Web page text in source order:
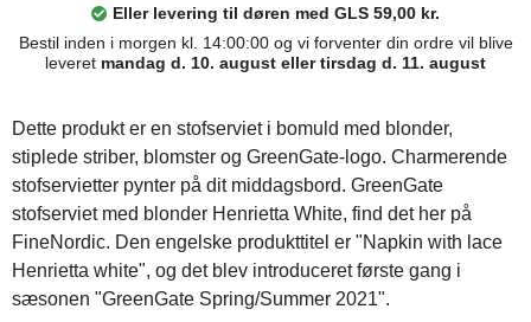
Eller levering til døren med GLS 59,00 kr.
Bestil inden i morgen kl. 14:00:00 og vi forventer din ordre vil blive
leveret mandag d. 10. august eller tirsdag d. 11. august
Dette produkt er en stofserviet i bomuld med blonder,
stiplede striber, blomster og GreenGate-logo. Charmerende
stofservietter pynter på dit middagsbord. GreenGate
stofserviet med blonder Henrietta White, find det her på
FineNordic. Den engelske produkttitel er "Napkin with lace
Henrietta white", og det blev introduceret første gang i
sæsonen "GreenGate Spring/Summer 2021".